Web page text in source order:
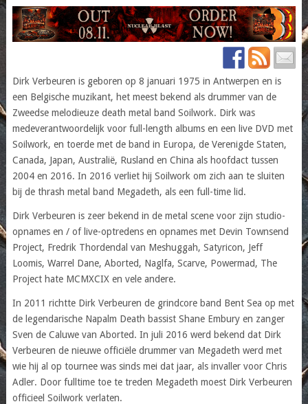
Dirk Verbeuren is geboren op 8 januari 1975 in Antwerpen en is
een Belgische muzikant, het meest bekend als drummer van de
Zweedse melodieuze death metal band Soilwork. Dirk was
medeverantwoordelijk voor full-length albums en een live DVD met
Soilwork, en toerde met de band in Europa, de Verenigde Staten,
Canada, Japan, Australië, Rusland en China als hoofdact tussen
2004 en 2016. In 2016 verliet hij Soilwork om zich aan te sluiten
bij de thrash metal band Megadeth, als een full-time lid.
Dirk Verbeuren is zeer bekend in de metal scene voor zijn studio-
opnames en / of live-optredens en opnames met Devin Townsend
Project, Fredrik Thordendal van Meshuggah, Satyricon, Jeff
Loomis, Warrel Dane, Aborted, Naglfa, Scarve, Powermad, The
Project hate MCMXCIX en vele andere.
In 2011 richtte Dirk Verbeuren de grindcore band Bent Sea op met
de legendarische Napalm Death bassist Shane Embury en zanger
Sven de Caluwe van Aborted. In juli 2016 werd bekend dat Dirk
Verbeuren de nieuwe officiële drummer van Megadeth werd met
wie hij al op tournee was sinds mei dat jaar, als invaller voor Chris
Adler. Door fulltime toe te treden Megadeth moest Dirk Verbeuren
officieel Soilwork verlaten.